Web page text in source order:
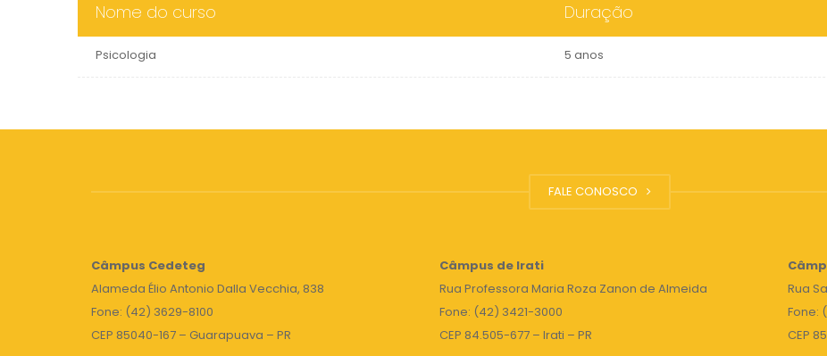
Nome do curso Duração
Psicologia 5 anos
FALE CONOSCO
Câmpus Cedeteg
Alameda Élio Antonio Dalla Vecchia, 838
Fone: (42) 3629-8100
CEP 85040-167 – Guarapuava – PR
Câmpus de Irati
Rua Professora Maria Roza Zanon de Almeida
Fone: (42) 3421-3000
CEP 84.505-677 – Irati – PR
Rua
Fone:
CEP